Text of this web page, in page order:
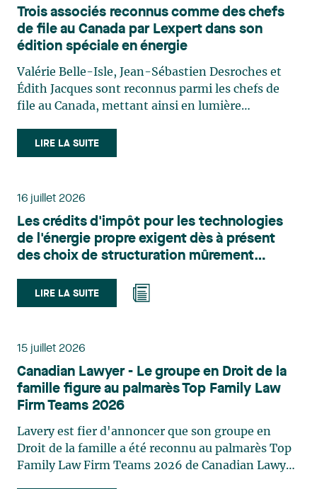
Trois associés reconnus comme des chefs
de file au Canada par Lexpert dans son
édition spéciale en énergie
Valérie Belle-Isle, Jean-Sébastien Desroches et
Édith Jacques sont reconnus parmi les chefs de
file au Canada, mettant ainsi en lumière
le domaine du droit des technologies. Valérie
Belle-Isle est associée au sein du groupe de droit
principalement sur le droit de l’environnement,
du territoire. Elle conseille et représente une
clientèle publique et privée dans le cadre d’enjeux
touchant notamment les obligations
et de permis, l’application et la contestation de
règlements d’urbanisme, ainsi que les dossiers
municipalités dans la validation juridique de leurs
Reconnue pour son approche à la fois stratégique
et pratique, elle intervient aussi en matière de
taxation municipale et d’évaluation foncière, en
plus de contribuer régulièrement à des
publications et à des activités de formation. Jean-
Sébastien Desroches œuvre en droit des affaires,
LIRE LA SUITE
16 juillet 2026
Les crédits d'impôt pour les technologies
de l'énergie propre exigent dès à présent
des choix de structuration mûrement
LIRE LA SUITE
15 juillet 2026
Canadian Lawyer - Le groupe en Droit de la
famille figure au palmarès Top Family Law
Firm Teams 2026
Lavery est fier d'annoncer que son groupe en
Droit de la famille a été reconnu au palmarès Top
Family Law Firm Teams 2026 de Canadian Lawyer.